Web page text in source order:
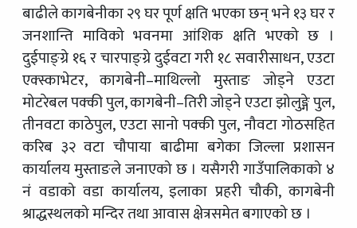
बाढीले कागबेनीका २९ घर पूर्ण क्षति भएका छन् भने १३ घर र
जनशान्ति माविको भवनमा आंशिक क्षति भएको छ ।
दुईपाङ्ग्रे १६ र चारपाङ्ग्रे दुईवटा गरी १८ सवारीसाधन, एउटा
एक्स्काभेटर, कागबेनी–माथिल्लो मुस्ताङ जोड्ने एउटा
मोटरेबल पक्की पुल, कागबेनी–तिरी जोड्ने एउटा झोलुङ्गे पुल,
तीनवटा काठेपुल, एउटा सानो पक्की पुल, नौवटा गोठसहित
करिब ३२ वटा चौपाया बाढीमा बगेका जिल्ला प्रशासन
कार्यालय मुस्ताङले जनाएको छ । यसैगरी गाउँपालिकाको ४
नं वडाको वडा कार्यालय, इलाका प्रहरी चौकी, कागबेनी
श्राद्धस्थलको मन्दिर तथा आवास क्षेत्रसमेत बगाएको छ ।